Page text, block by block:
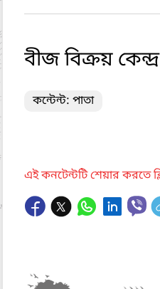
বীজ বিক্রয় কেন্দ্র
কন্টেন্ট: পাতা
এই কনটেন্টটি শেয়ার করতে